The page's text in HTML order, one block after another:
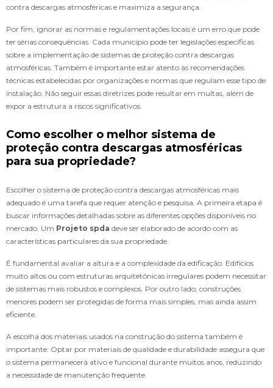
contra descargas atmosféricas e maximiza a segurança.
Por fim, ignorar as normas e regulamentações locais é um erro que pode
ter sérias consequências. Cada município pode ter legislações específicas
sobre a implementação de sistemas de proteção contra descargas
atmosféricas. Também é importante estar atento às recomendações
técnicas estabelecidas por organizações e normas que regulam esse tipo de
instalação. Não seguir essas diretrizes pode resultar em multas, além de
expor a estrutura a riscos significativos.
Como escolher o melhor sistema de
proteção contra descargas atmosféricas
para sua propriedade?
Escolher o sistema de proteção contra descargas atmosféricas mais
adequado é uma tarefa que requer atenção e pesquisa. A primeira etapa é
buscar informações detalhadas sobre as diferentes opções disponíveis no
mercado. Um Projeto spda deve ser elaborado de acordo com as
características particulares da sua propriedade.
É fundamental avaliar a altura e a complexidade da edificação. Edifícios
muito altos ou com estruturas arquitetônicas irregulares podem necessitar
de sistemas mais robustos e complexos. Por outro lado, construções
menores podem ser protegidas de forma mais simples, mas ainda assim
eficiente.
A escolha dos materiais usados na construção do sistema também é
importante. Optar por materiais de qualidade e durabilidade assegura que
o sistema permanecerá ativo e funcional durante muitos anos, reduzindo
a necessidade de manutenção frequente.